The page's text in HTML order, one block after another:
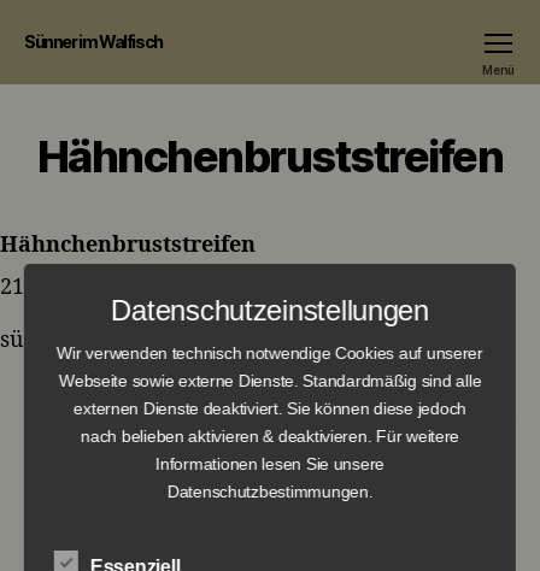
Sünner im Walfisch
Menü
Hähnchenbruststreifen
Hähnchenbruststreifen
21,50 €
süss-pikant karamellisiert auf buntem Salat
Kölsche Tapas-Teller
Ziegenkäse im Brickteig mit Honig und
Datenschutzeinstellungen
Wir verwenden technisch notwendige Cookies auf unserer
Webseite sowie externe Dienste. Standardmäßig sind alle
externen Dienste deaktiviert. Sie können diese jedoch
nach belieben aktivieren & deaktivieren. Für weitere
Informationen lesen Sie unsere
Datenschutzbestimmungen.
Essenziell